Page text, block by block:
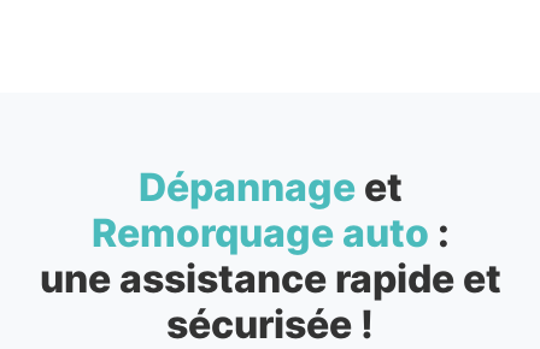
Dépannageet
Remorquage auto :
une assistance rapide et
sécurisée !